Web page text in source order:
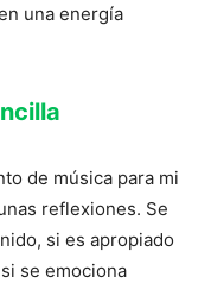
una energía
de música para mi
reflexiones. Se
si es apropiado
se emociona